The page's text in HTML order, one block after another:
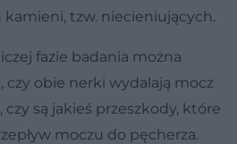
tzw. niecieniujących.
fazie badania można
czy obie nerki wydalają mocz
są jakieś przeszkody, które
moczu do pęcherza.